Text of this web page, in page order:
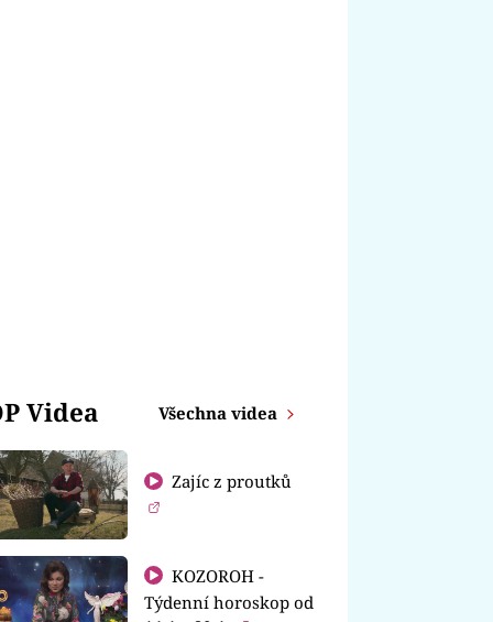
Videa Všechna videa
Zajíc z proutků
KOZOROH -
Týdenní horoskop od